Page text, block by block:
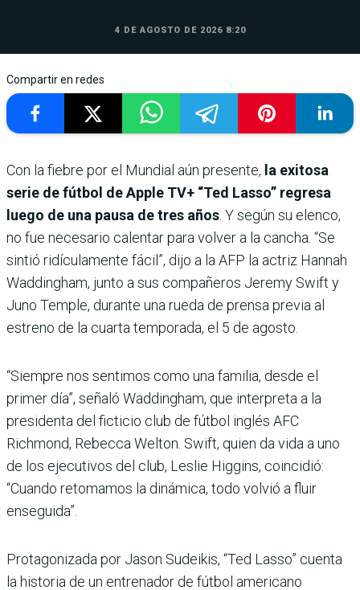
4 DE AGOSTO DE 2026 8:20
Compartir en redes
Con la fiebre por el Mundial aún presente, la exitosa
serie de fútbol de Apple TV+ “Ted Lasso” regresa
luego de una pausa de tres años . Y según su elenco,
no fue necesario calentar para volver a la cancha. “Se
sintió ridículamente fácil”, dijo a la AFP la actriz Hannah
Waddingham, junto a sus compañeros Jeremy Swift y
Juno Temple, durante una rueda de prensa previa al
estreno de la cuarta temporada, el 5 de agosto.
“Siempre nos sentimos como una familia, desde el
primer día”, señaló Waddingham, que interpreta a la
presidenta del ficticio club de fútbol inglés AFC
Richmond, Rebecca Welton. Swift, quien da vida a uno
de los ejecutivos del club, Leslie Higgins, coincidió:
“Cuando retomamos la dinámica, todo volvió a fluir
enseguida”.
Protagonizada por Jason Sudeikis, “Ted Lasso” cuenta
la historia de un entrenador de fútbol americano